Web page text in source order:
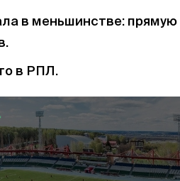
в меньшинстве: прямую
в РПЛ.